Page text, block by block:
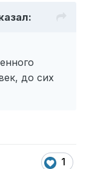
до сих
1